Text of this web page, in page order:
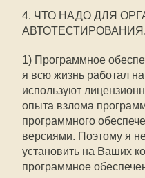
4. ЧТО НАДО ДЛЯ
АВТОТЕСТИРОВАНИЯ.
1) Программное
я всю жизнь работал
используют
опыта взлома
программного
версиями. Поэтому я
установить на Ваших
программное